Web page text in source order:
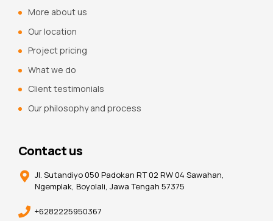
More about us
Our location
Project pricing
What we do
Client testimonials
Our philosophy and process
Contact us
Jl. Sutandiyo 050 Padokan RT 02 RW 04 Sawahan,
Ngemplak, Boyolali, Jawa Tengah 57375
+6282225950367